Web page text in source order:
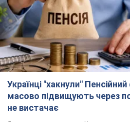
5 часов назад 100,6 т.
ВАКС обрав запобіжний захід експосолці
України у США Стефанішиній: що відомо про
справу
Суд не повністю задовольнив
час назад 3,8 т.
Росія атакувала судно під